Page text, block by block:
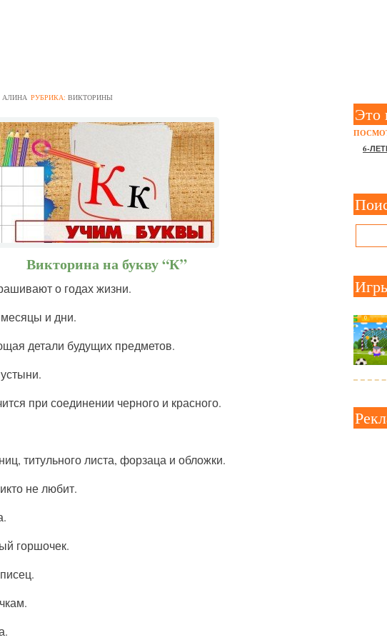
АЛИНА РУБРИКА: ВИКТОРИНЫ
Викторина на букву “К”
о годах жизни.
и дни.
детали будущих предметов.
при соединении черного и красного.
титульного листа, форзаца и обложки.
не любит.
горшочек.
Это
6-